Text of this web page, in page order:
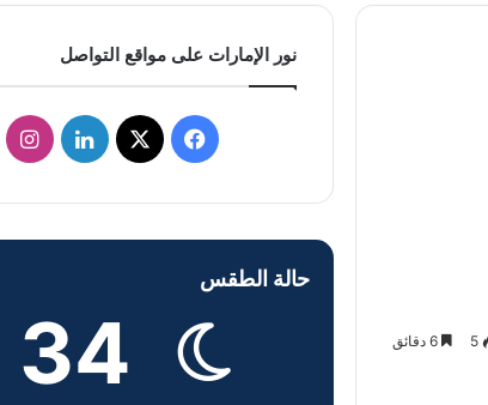
5
نور الإمارات على مواقع التواصل
ف
س
و
ك
ل
ن
د
إ
ا
س
حالة الطقس
34